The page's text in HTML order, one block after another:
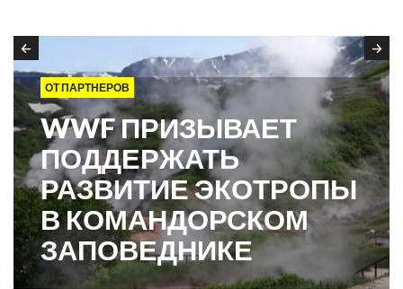
ОТ ПАРТНЕРОВ
WWF ПРИЗЫВАЕТ
ПОДДЕРЖАТЬ
РАЗВИТИЕ ЭКОТРОПЫ
В КОМАНДОРСКОМ
ЗАПОВЕДНИКЕ